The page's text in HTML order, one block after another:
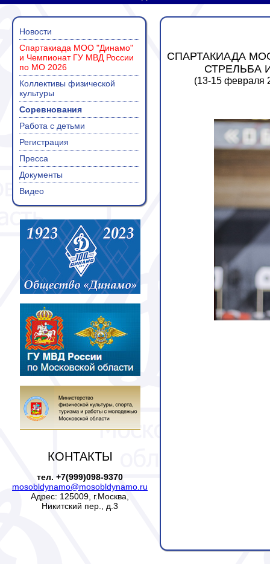
Новости
Спартакиада МОО "Динамо"
и Чемпионат ГУ МВД России
по МО 2026
Коллективы физической
культуры
Соревнования
Работа с детьми
Регистрация
Пресса
Документы
Видео
КОНТАКТЫ
тел. +7(999)098-9370
mosobldynamo@mosobldynamo.ru
Адрес: 125009, г.Москва,
Никитский пер., д.3
СПАРТАКИАДА
СТРЕЛЬБА
(13-15 февраля